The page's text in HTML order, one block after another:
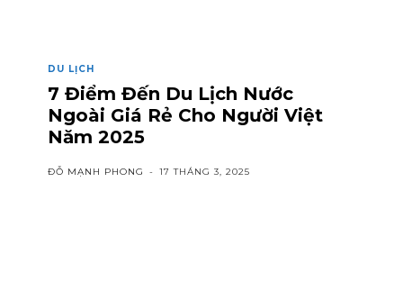
DU LỊCH
7 Điểm Đến Du Lịch Nước
Ngoài Giá Rẻ Cho Người Việt
Năm 2025
ĐỖ MẠNH PHONG - 17 THÁNG 3, 2025